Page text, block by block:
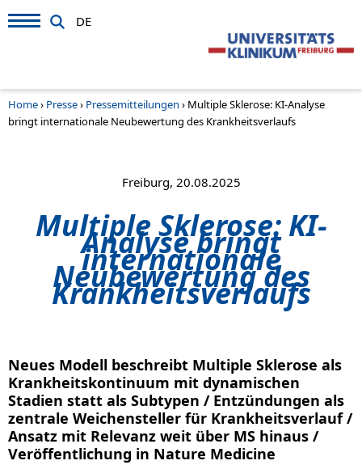
DE
Home› Presse› Pressemitteilungen › Multiple Sklerose: KI-Analyse
bringt internationale Neubewertung des Krankheitsverlaufs
Freiburg, 20.08.2025
Multiple Sklerose: KI-
Analyse bringt
internationale
Neubewertung des
Krankheitsverlaufs
Neues Modell beschreibt Multiple Sklerose als
Krankheitskontinuum mit dynamischen
Stadien statt als Subtypen / Entzündungen als
zentrale Weichensteller für Krankheitsverlauf /
Ansatz mit Relevanz weit über MS hinaus /
Veröffentlichung in Nature Medicine